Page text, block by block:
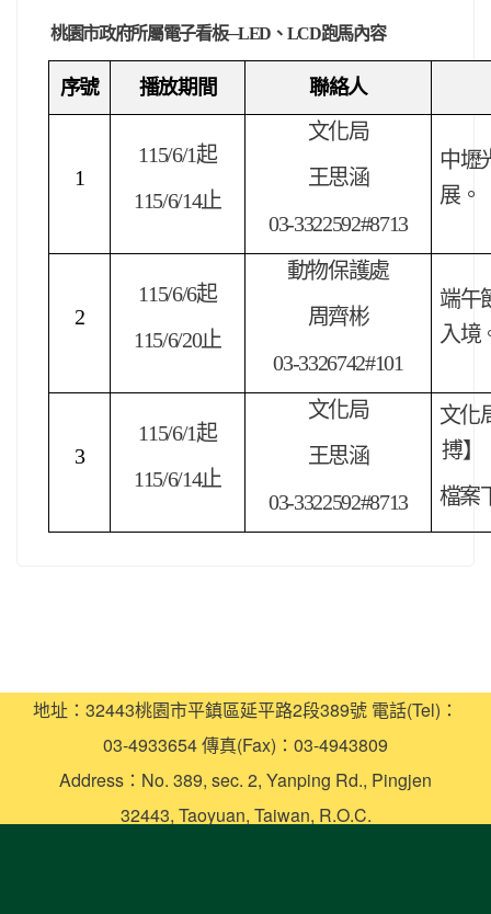
桃園市政府所屬電子看板─LED 、 LCD跑馬內容
序號 播放期間 聯絡人
1
115/6/1起
115/6/14止
文化局
王思涵
03-3322592#8713
中壢
展。
2
115/6/6起
115/6/20止
動物保護處
周齊彬
03-3326742#101
端午
入境
3
115/6/1起
115/6/14止
文化局
王思涵
03-3322592#8713
文化
搏】
檔案
地址：32443桃園市平鎮區延平路2段389號 電話(Tel)：
03-4933654 傳真(Fax)：03-4943809
Address：No. 389, sec. 2, Yanping Rd., Pingjen
32443, Taoyuan, Taiwan, R.O.C.